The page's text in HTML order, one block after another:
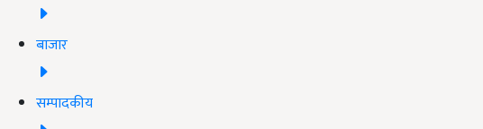
बाजार
सम्पादकीय